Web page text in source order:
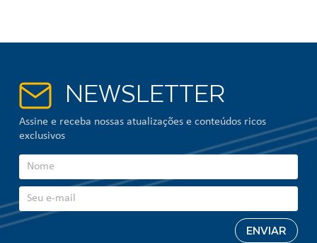
NEWSLETTER
Assine e receba nossas atualizações e conteúdos ricos
exclusivos